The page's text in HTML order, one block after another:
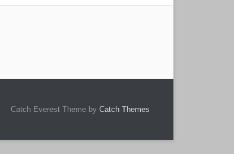
Catch Everest Theme by Catch Themes